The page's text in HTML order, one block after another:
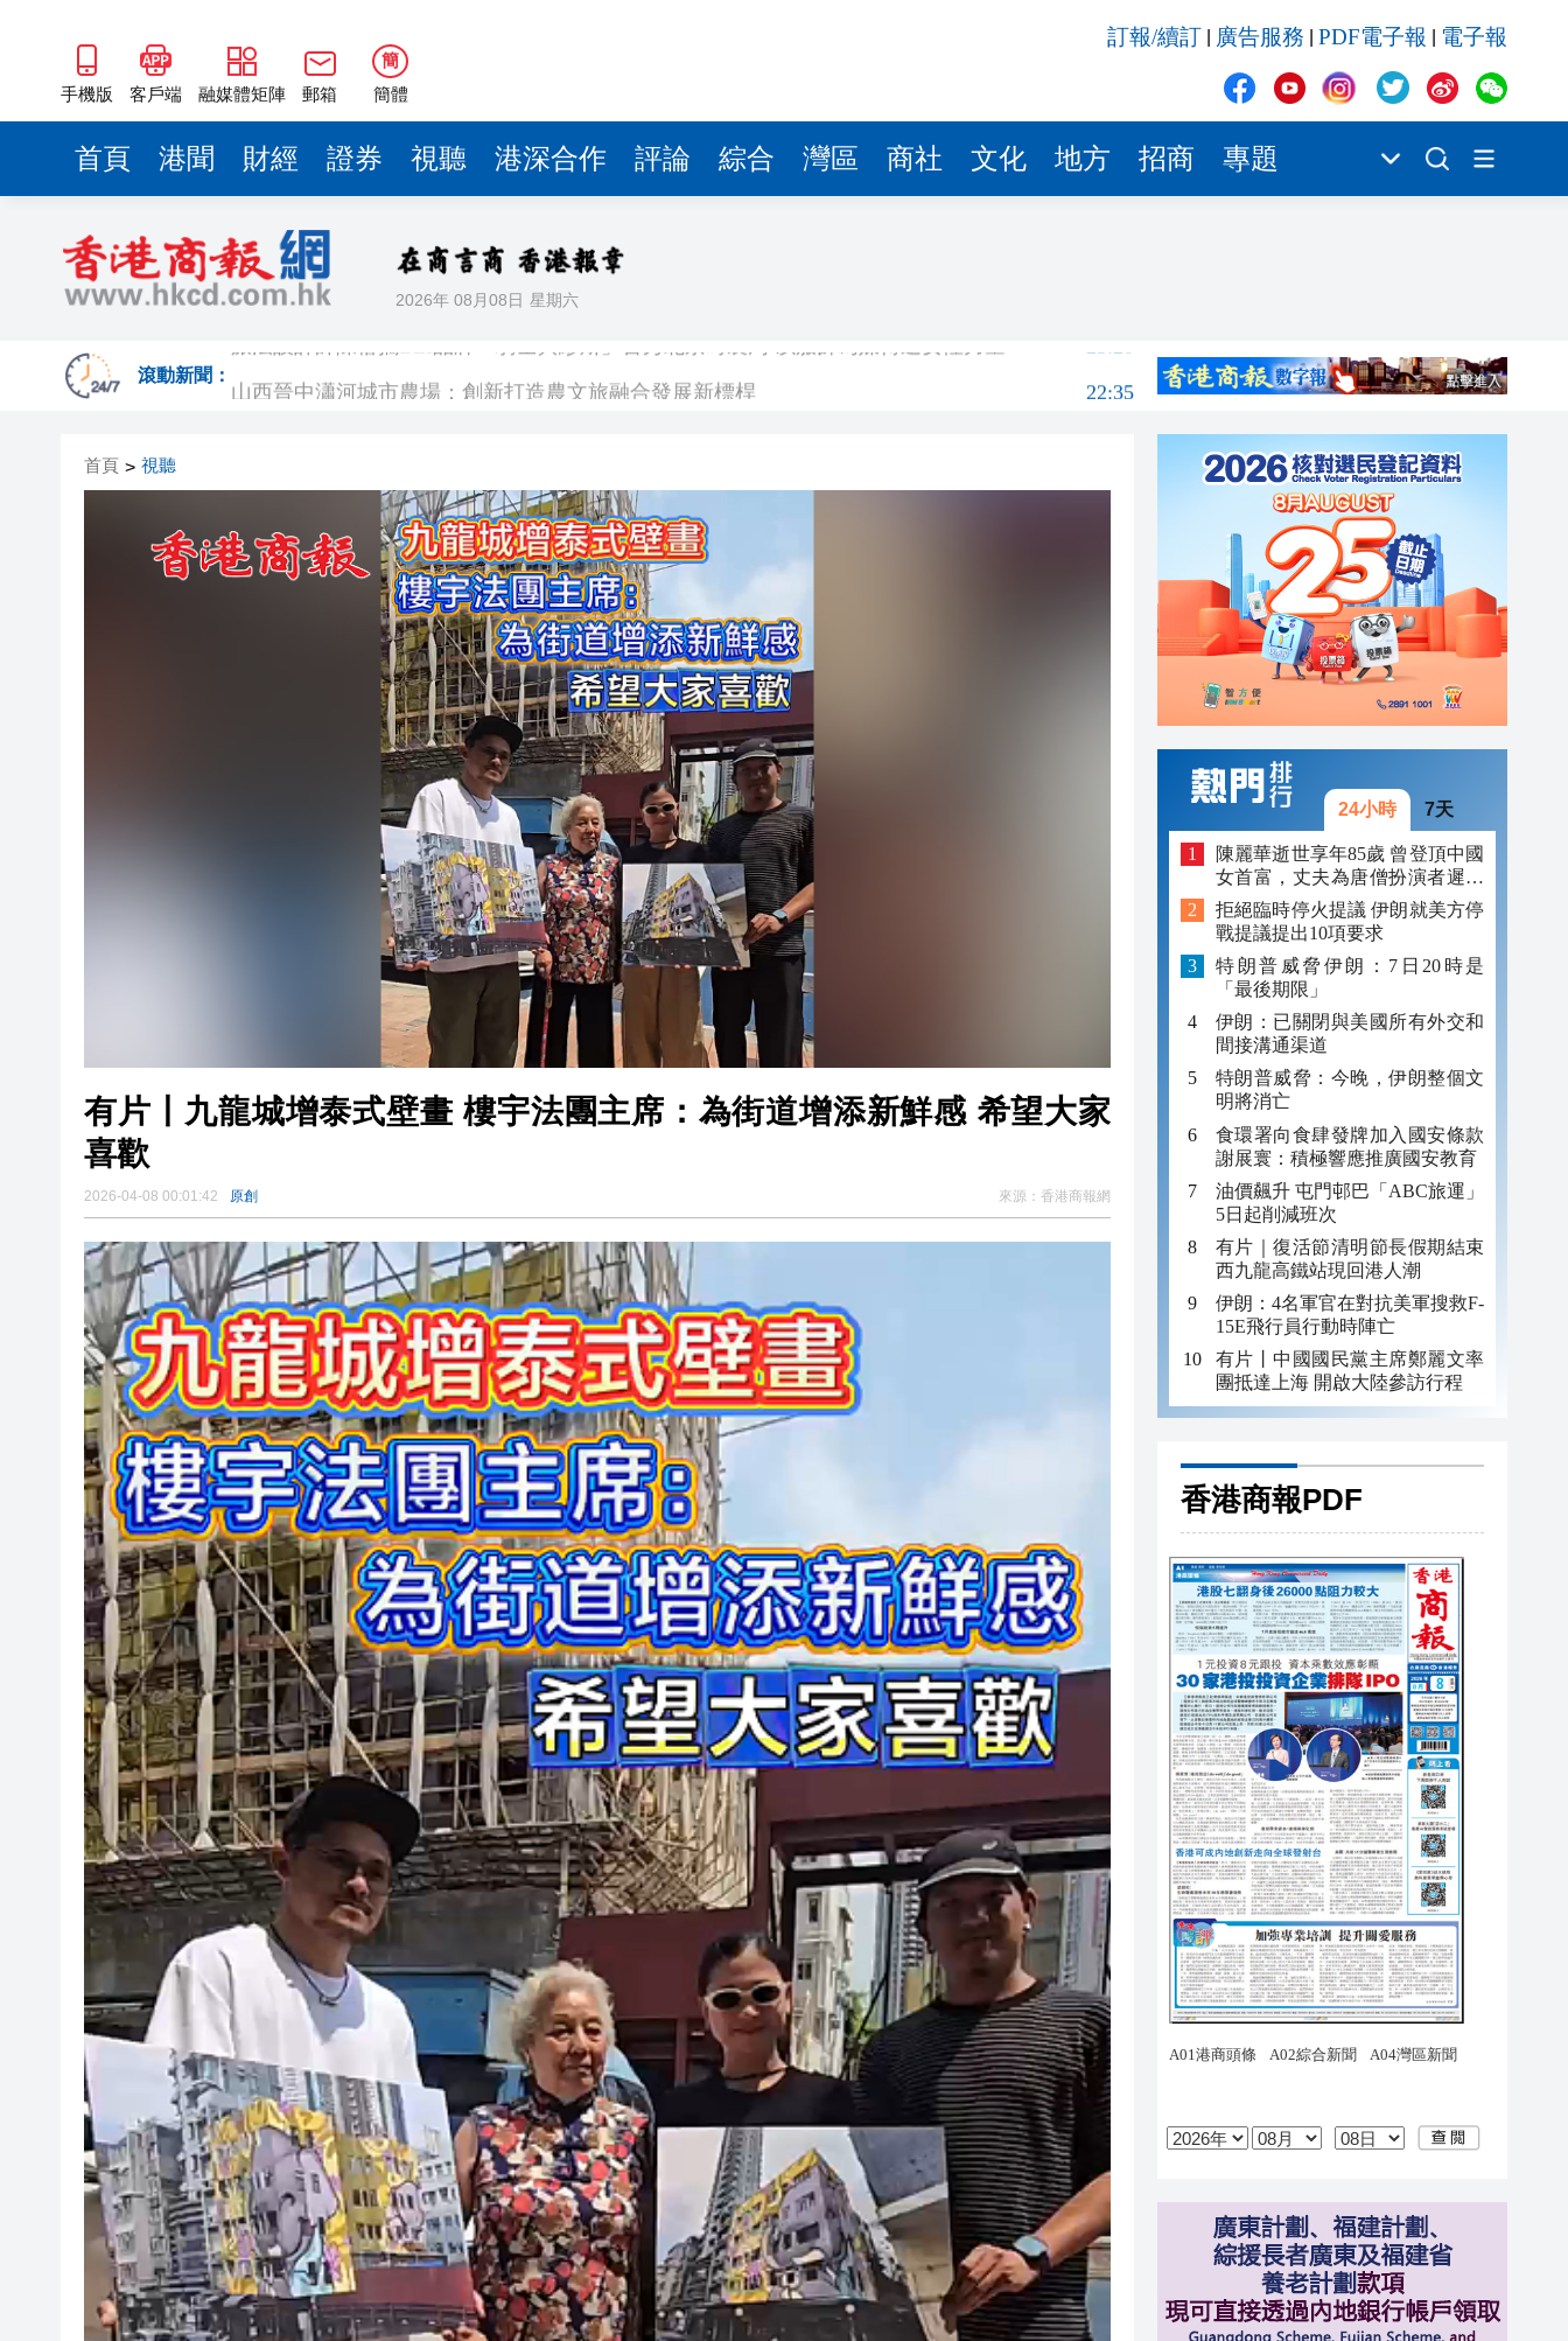
手機版 客戶端 融媒體矩陣 郵箱
簡
簡體
訂報/續訂 廣告服務 PDF電子報 電子報
首頁 港聞 財經 證券 視聽 港深合作 評論 綜合 灣區 商社 文化 地方 招商 專題
2026年 08月08日 星期六
滾動新聞：
有片丨特朗普威脅伊朗：今晚，整個文明將消亡 聯合國已發出嚴正警告
22:31
醫生上載為病人急救照片洩露私隱 醫管局：已終止合約
伊朗：已關閉與美國所有外交和間接溝通渠道
22:23
有片丨九龍城增泰式壁畫 樓宇法團主席：為街道增添新鮮感 希望大家喜歡
有片丨以樂為媒 以賽傳情 2026瀋陽·鐵西「廠BA」主題MV《瀋陽 「籃」不住的精彩》正式
山西晉中瀟河城市農場：創新打造農文旅融合發展新標桿
伊朗：已關閉與美國所有外交和間接溝通渠道
3:0橫掃鯨裕清酒 香港金牛連續3季晉NBL總決賽
有片丨九龍城增泰式壁畫 樓宇法團主席：為街道增添新鮮感 希望大家喜歡
有片丨以樂為媒 以賽傳情 2026瀋陽·鐵西「廠BA」主題MV《瀋陽 「籃」不住的精彩》正式
旅法設計師陳蓓攜BEI品牌「騎士與繆斯」首秀北京時裝周 以服飾為媒傳遞女性力量
山西晉中瀟河城市農場：創新打造農文旅融合發展新標桿
有片丨特朗普威脅伊朗：今晚，整個文明將消亡 聯合國已發出嚴正警告
醫生上載為病人急救照片洩露私隱 醫管局：已終止合約
伊朗：已關閉與美國所有外交和間接溝通渠道
3:0橫掃鯨裕清酒 香港金牛連續3季晉NBL總決賽
首頁 > 視聽
有片丨九龍城增泰式壁畫 樓宇法團主席：為街道增添新鮮感 希望大家
喜歡
2026-04-08 00:01:42 原創 來源： 香港商報網
24小時 7天
陳麗華逝世享年85歲 曾登頂中國
女首富，丈夫為唐僧扮演者遲重
瑞
拒絕臨時停火提議 伊朗就美方停
戰提議提出10項要求
特朗普威脅伊朗：7日20時是
「最後期限」
伊朗：已關閉與美國所有外交和
間接溝通渠道
特朗普威脅：今晚，伊朗整個文
明將消亡
食環署向食肆發牌加入國安條款
謝展寰：積極響應推廣國安教育
油價飆升 屯門邨巴「ABC旅運」
5日起削減班次
有片｜復活節清明節長假期結束
西九龍高鐵站現回港人潮
伊朗：4名軍官在對抗美軍搜救F-
15E飛行員行動時陣亡
有片丨中國國民黨主席鄭麗文率
團抵達上海 開啟大陸參訪行程
香港商報PDF